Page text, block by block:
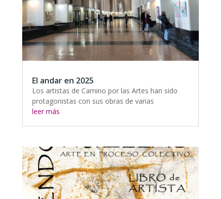
El andar en 2025
Los artistas de Camino por las Artes han sido
protagonistas con sus obras de varias
leer más